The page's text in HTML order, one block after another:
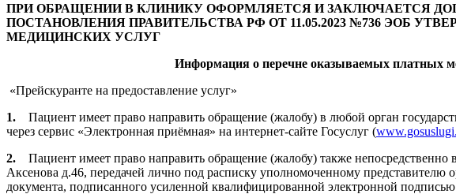
ПРИ ОБРАЩЕНИИ В КЛИНИКУ ОФОРМЛЯЕТСЯ И ЗАКЛЮЧАЕТСЯ
ПОСТАНОВЛЕНИЯ ПРАВИТЕЛЬСТВА РФ ОТ 11.05.2023 №736 ЭОБ
МЕДИЦИНСКИХ УСЛУГ
Информация о перечне оказываемых платных
«Прейскуранте на предоставление услуг»
1. Пациент имеет право направить обращение (жалобу) в любой орган
через сервис «Электронная приёмная» на интернет-сайте Госуслуг (
2.
Пациент имеет право направить обращение (жалобу) также
Аксенова д.46, передачей лично под расписку уполномоченному
документа, подписанного усиленной квалифицированной электронной